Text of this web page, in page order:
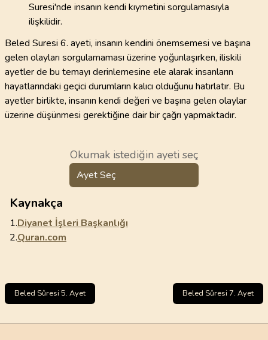
Suresi'nde insanın kendi kıymetini sorgulamasıyla
ilişkilidir.
Beled Suresi 6. ayeti, insanın kendini önemsemesi ve başına
gelen olayları sorgulamaması üzerine yoğunlaşırken, iliskili
ayetler de bu temayı derinlemesine ele alarak insanların
hayatlarındaki geçici durumların kalıcı olduğunu hatırlatır. Bu
ayetler birlikte, insanın kendi değeri ve başına gelen olaylar
üzerine düşünmesi gerektiğine dair bir çağrı yapmaktadır.
Okumak istediğin ayeti seç
Ayet Seç
Kaynakça
1.Diyanet İşleri Başkanlığı
2.Quran.com
Beled Sûresi 5. Ayet Beled Sûresi 7. Ayet